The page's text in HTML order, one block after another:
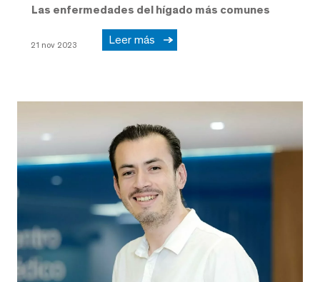
Las enfermedades del hígado más comunes
21 nov 2023 Leer más